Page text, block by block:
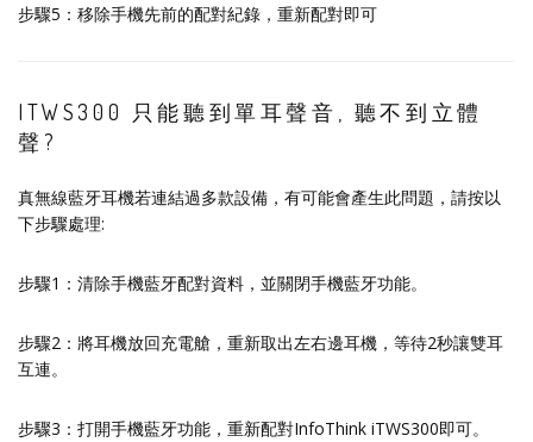
步驟5：移除手機先前的配對紀錄，重新配對即可
ITWS300 只能聽到單耳聲音, 聽不到立體
聲?
真無線藍牙耳機若連結過多款設備，有可能會產生此問題，請按以
下步驟處理:
步驟1：清除手機藍牙配對資料，並關閉手機藍牙功能。
步驟2：將耳機放回充電艙，重新取出左右邊耳機，等待2秒讓雙耳
互連。
步驟3：打開手機藍牙功能，重新配對InfoThink iTWS300即可。